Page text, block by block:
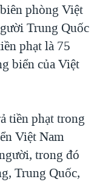
phòng Việt
Trung Quốc
phạt là 75
biển của Việt
tiền phạt trong
Việt Nam
trong đó
Trung Quốc,